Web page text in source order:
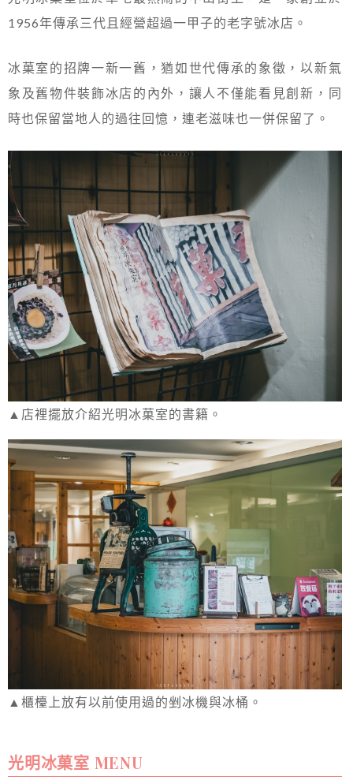
1956年傳承三代且經營超過一甲子的老字號冰店。
冰菓室的招牌一新一舊，猶如世代傳承的象徵，以新氣
象及舊物件裝飾冰店的內外，讓人不僅能看見創新，同
時也保留當地人的過往回憶，連老滋味也一併保留了。
▲店裡擺放介紹光明冰菓室的書籍。
▲櫃檯上放有以前使用過的剉冰機與冰桶。
光明冰菓室 MENU